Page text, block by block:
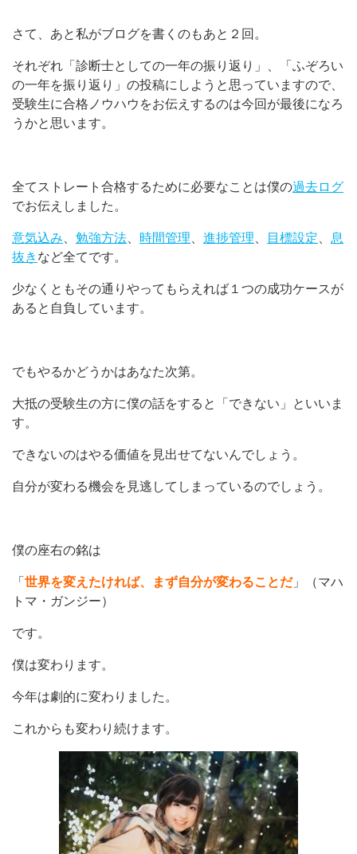
さて、あと私がブログを書くのもあと２回。
それぞれ「診断士としての一年の振り返り」、「ふぞろい
の一年を振り返り」の投稿にしようと思っていますので、
受験生に合格ノウハウをお伝えするのは今回が最後になろ
うかと思います。
全てストレート合格するために必要なことは僕の過去ログ
でお伝えしました。
意気込み 勉強方法 時間管理 進捗管理 目標設定
息
抜き など全てです。
少なくともその通りやってもらえれば１つの成功ケースが
あると自負しています。
でもやるかどうかはあなた次第。
大抵の受験生の方に僕の話をすると「できない」といいま
す。
できないのはやる価値を見出せてないんでしょう。
自分が変わる機会を見逃してしまっているのでしょう。
僕の座右の銘は
「 世界を変えたければ、まず自分が変わることだ」（マハ
トマ・ガンジー）
です。
僕は変わります。
今年は劇的に変わりました。
これからも変わり続けます。